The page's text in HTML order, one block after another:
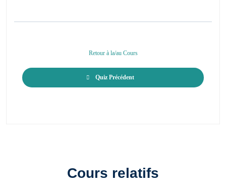
Quiz Précédent
Retour à la/au Cours
Cours relatifs